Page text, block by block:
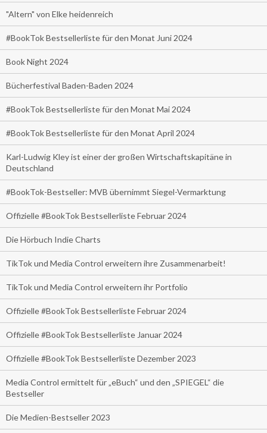
"Altern" von Elke heidenreich
#BookTok Bestsellerliste für den Monat Juni 2024
Book Night 2024
Bücherfestival Baden-Baden 2024
#BookTok Bestsellerliste für den Monat Mai 2024
#BookTok Bestsellerliste für den Monat April 2024
Karl-Ludwig Kley ist einer der großen Wirtschaftskapitäne in
Deutschland
#BookTok-Bestseller: MVB übernimmt Siegel-Vermarktung
Offizielle #BookTok Bestsellerliste Februar 2024
Die Hörbuch Indie Charts
TikTok und Media Control erweitern ihre Zusammenarbeit!
TikTok und Media Control erweitern ihr Portfolio
Offizielle #BookTok Bestsellerliste Februar 2024
Offizielle #BookTok Bestsellerliste Januar 2024
Offizielle #BookTok Bestsellerliste Dezember 2023
Media Control ermittelt für „eBuch“ und den „SPIEGEL“ die
Bestseller
Die Medien-Bestseller 2023